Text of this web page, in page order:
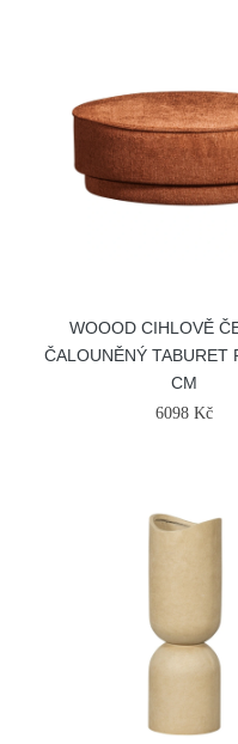
WOOOD CIHLOVĚ
ČALOUNĚNÝ TABURET
CM
6098 Kč